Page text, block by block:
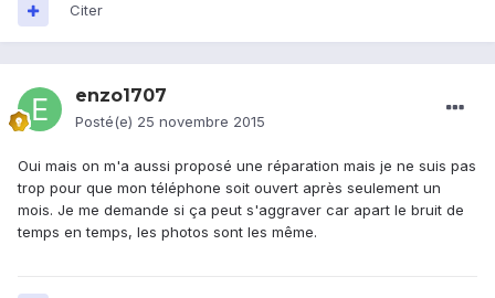
Citer
enzo1707
Posté(e) 25 novembre 2015
Oui mais on m'a aussi proposé une réparation mais je ne suis pas
trop pour que mon téléphone soit ouvert après seulement un
mois. Je me demande si ça peut s'aggraver car apart le bruit de
temps en temps, les photos sont les même.